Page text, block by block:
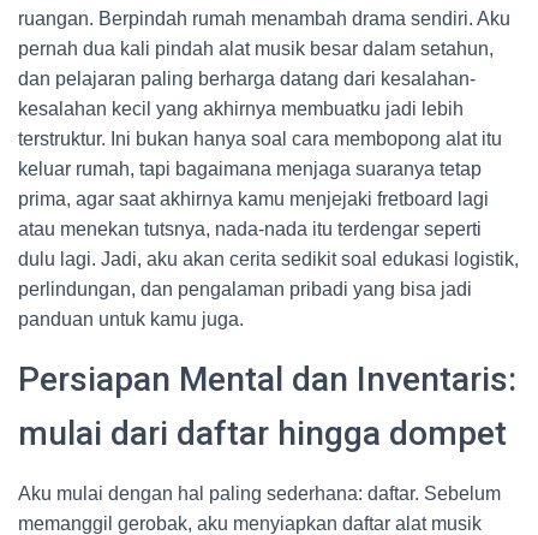
ruangan. Berpindah rumah menambah drama sendiri. Aku
pernah dua kali pindah alat musik besar dalam setahun,
dan pelajaran paling berharga datang dari kesalahan-
kesalahan kecil yang akhirnya membuatku jadi lebih
terstruktur. Ini bukan hanya soal cara membopong alat itu
keluar rumah, tapi bagaimana menjaga suaranya tetap
prima, agar saat akhirnya kamu menjejaki fretboard lagi
atau menekan tutsnya, nada-nada itu terdengar seperti
dulu lagi. Jadi, aku akan cerita sedikit soal edukasi logistik,
perlindungan, dan pengalaman pribadi yang bisa jadi
panduan untuk kamu juga.
Persiapan Mental dan Inventaris:
mulai dari daftar hingga dompet
Aku mulai dengan hal paling sederhana: daftar. Sebelum
memanggil gerobak, aku menyiapkan daftar alat musik